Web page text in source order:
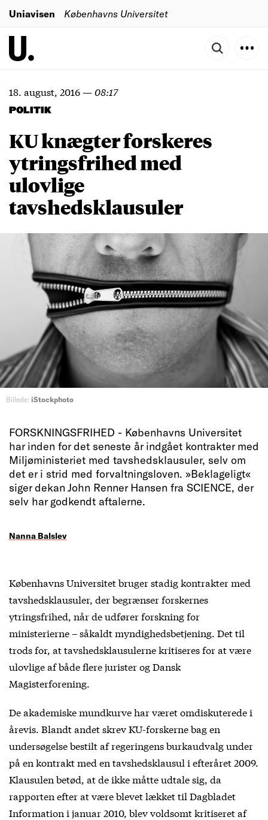
Uniavisen Københavns Universitet
18. august, 2016—08:17
POLITIK
KU knægter forskeres
ytringsfrihed med
ulovlige
tavshedsklausuler
Billede: iStockphoto
FORSKNINGSFRIHED - Københavns Universitet
har inden for det seneste år indgået kontrakter med
Miljøministeriet med tavshedsklausuler, selv om
det er i strid med forvaltningsloven. »Beklageligt«
siger dekan John Renner Hansen fra SCIENCE, der
selv har godkendt aftalerne.
Nanna Balslev
Københavns Universitet bruger stadig kontrakter med
tavshedsklausuler, der begrænser forskernes
ytringsfrihed, når de udfører forskning for
ministerierne – såkaldt myndighedsbetjening. Det til
trods for, at tavshedsklausulerne kritiseres for at være
ulovlige af både flere jurister og Dansk
Magisterforening.
De akademiske mundkurve har været omdiskuterede i
årevis. Blandt andet skrev KU-forskerne bag en
undersøgelse bestilt af regeringens burkaudvalg under
på en kontrakt med en tavshedsklausul i efteråret 2009.
Klausulen betød, at de ikke måtte udtale sig, da
rapporten efter at være blevet lækket til Dagbladet
Information i januar 2010, blev voldsomt kritiseret af